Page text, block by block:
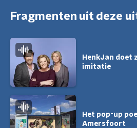
Fragmenten uit deze
HenkJan doet
imitatie
Het pop-up
Amersfoort